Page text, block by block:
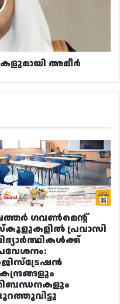
അമീർ
ഗവൺമെന്റ്
പ്രവാസി